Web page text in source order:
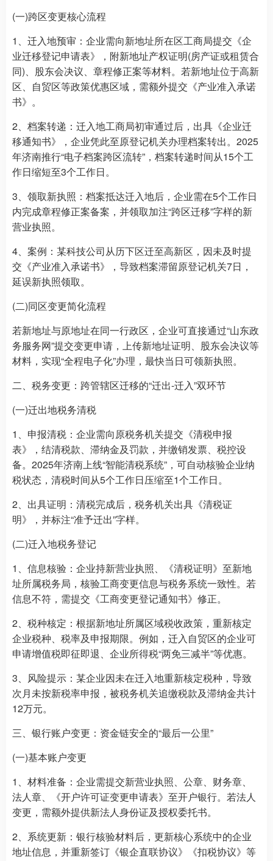
(一)跨区变更核心流程
1、迁入地预审：企业需向新地址所在区工商局提交《企
业迁移登记申请表》，附新地址产权证明(房产证或租赁合
同)、股东会决议、章程修正案等材料。若新地址位于高新
区、自贸区等政策优惠区域，需额外提交《产业准入承诺
书》。
2、档案转递：迁入地工商局初审通过后，出具《企业迁
移通知书》，企业凭此至原登记机关办理档案转出。2025
年济南推行“电子档案跨区流转”，档案转递时间从15个工
作日缩短至3个工作日。
3、领取新执照：档案抵达迁入地后，企业需在5个工作日
内完成章程修正案备案，并领取加注“跨区迁移”字样的新
营业执照。
4、案例：某科技公司从历下区迁至高新区，因未及时提
交《产业准入承诺书》，导致档案滞留原登记机关7日，
延误新执照领取。
(二)同区变更简化流程
若新地址与原地址在同一行政区，企业可直接通过“山东政
务服务网”提交变更申请，上传新地址证明、股东会决议等
材料，实现“全程电子化”办理，最快当日可领新执照。
二、税务变更：跨管辖区迁移的“迁出-迁入”双环节
(一)迁出地税务清税
1、申报清税：企业需向原税务机关提交《清税申报
表》，结清税款、滞纳金及罚款，并缴销发票、税控设
备。2025年济南上线“智能清税系统”，可自动核验企业纳
税状态，清税时间从5个工作日压缩至1个工作日。
2、出具证明：清税完成后，税务机关出具《清税证
明》，并标注“准予迁出”字样。
(二)迁入地税务登记
1、信息核验：企业持新营业执照、《清税证明》至新地
址所属税务局，核验工商变更信息与税务系统一致性。若
信息不符，需提交《工商变更登记通知书》修正。
2、税种核定：根据新地址所属区域税收政策，重新核定
企业税种、税率及申报期限。例如，迁入自贸区的企业可
申请增值税即征即退、企业所得税“两免三减半”等优惠。
3、风险提示：某企业因未在迁入地重新核定税种，导致
次月未按新税率申报，被税务机关追缴税款及滞纳金共计
12万元。
三、银行账户变更：资金链安全的“最后一公里”
(一)基本账户变更
1、材料准备：企业需提交新营业执照、公章、财务章、
法人章、《开户许可证变更申请表》至开户银行。若法人
变更，需额外提供新法人身份证及授权委托书。
2、系统更新：银行核验材料后，更新核心系统中的企业
地址信息，并重新签订《银企直联协议》《扣税协议》等